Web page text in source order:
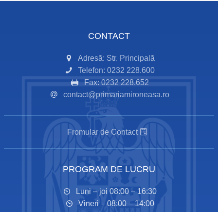
CONTACT
Adresă: Str. Principală
Telefon: 0232 228.600
Fax: 0232 228.652
contact@primariamironeasa.ro
Fromular de Contact
PROGRAM DE LUCRU
Luni – joi 08:00 – 16:30
Vineri – 08:00 – 14:00